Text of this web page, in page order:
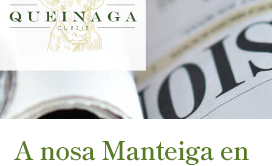
A nosa Manteiga en